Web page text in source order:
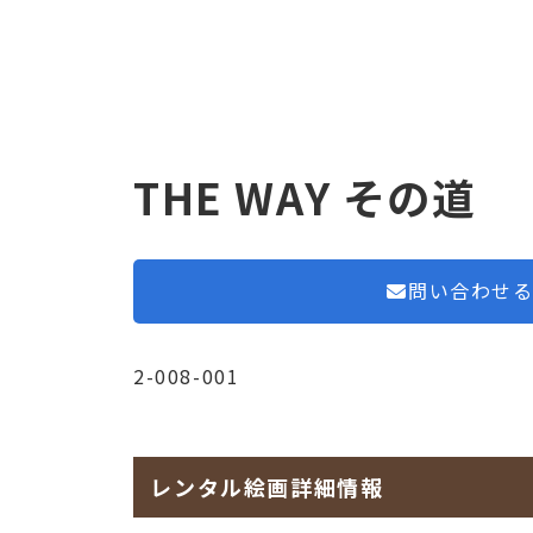
THE WAY その道
問い合わせる
2-008-001
レンタル絵画詳細情報